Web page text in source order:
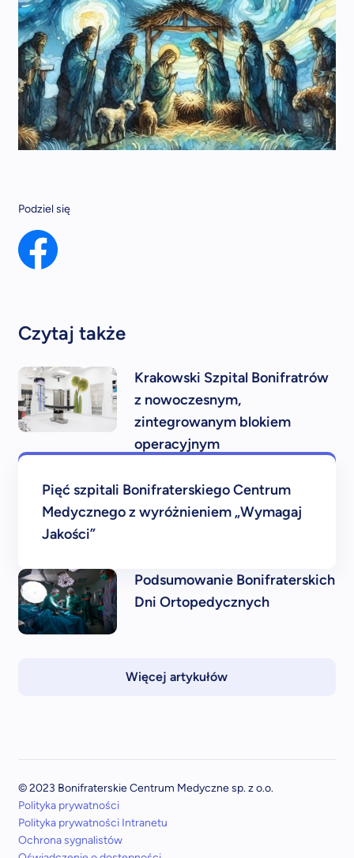
Podziel się
Czytaj także
Krakowski Szpital Bonifratrów
z nowoczesnym,
zintegrowanym blokiem
operacyjnym
Pięć szpitali Bonifraterskiego Centrum
Medycznego z wyróżnieniem „Wymagaj
Jakości”
Podsumowanie Bonifraterskich
Dni Ortopedycznych
Więcej artykułów
© 2023 Bonifraterskie Centrum Medyczne sp. z o.o.
Polityka prywatności
Polityka prywatności Intranetu
Ochrona sygnalistów